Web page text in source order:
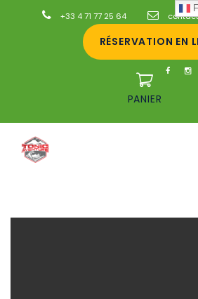
+33 4 71 77 25 64
RÉSERVATION EN
PANIER